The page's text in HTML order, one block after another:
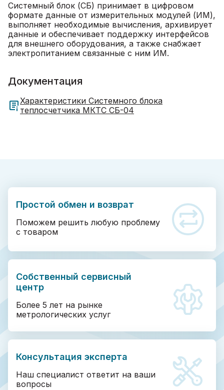
Системный блок (СБ) принимает в цифровом
формате данные от измерительных модулей (ИМ),
выполняет необходимые вычисления, архивирует
данные и обеспечивает поддержку интерфейсов
для внешнего оборудования, а также снабжает
электропитанием связанные с ним ИМ.
Документация
Характеристики Системного блока
теплосчетчика МКТС СБ-04
Простой обмен и возврат
Поможем решить любую проблему
с товаром
Собственный сервисный
центр
Более 5 лет на рынке
метрологических услуг
Консультация эксперта
Наш специалист ответит на ваши
вопросы